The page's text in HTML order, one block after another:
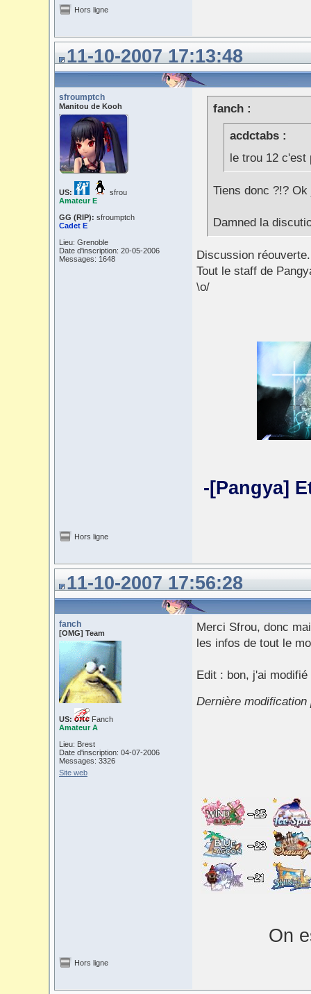
Hors ligne
11-10-2007 17:13:48
sfroumptch
Manitou de Kooh
US:
sfrou
Amateur E
GG (RIP): sfroumptch
Cadet E
Lieu: Grenoble
Date d'inscription: 20-05-2006
Messages: 1648
fanch :
acdctabs :
le trou 12 c'est
Tiens donc ?!?
Damned la
Discussion réouverte.
Tout le staff de
\o/
-[Pangya]
Hors ligne
11-10-2007 17:56:28
fanch
[OMG] Team
US:
Fanch
Amateur A
Lieu: Brest
Date d'inscription: 04-07-2006
Messages: 3326
Site web
Merci Sfrou, donc
les infos de tout le
Edit : bon, j'ai
Dernière modification
On
Hors ligne